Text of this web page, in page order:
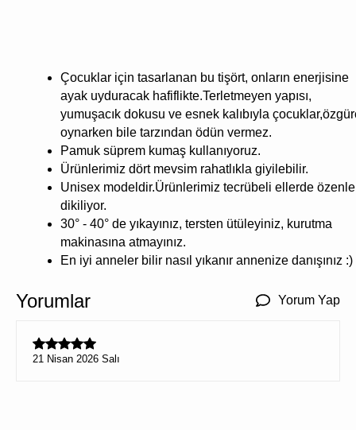
Çocuklar için tasarlanan bu tişört, onların enerjisine
ayak uyduracak hafiflikte.Terletmeyen yapısı,
yumuşacık dokusu ve esnek kalıbıyla
oynarken bile tarzından ödün vermez.
Pamuk süprem kumaş kullanıyoruz.
Ürünlerimiz dört mevsim rahatlıkla giyilebilir.
Unisex modeldir.Ürünlerimiz tecrübeli ellerde özenle
dikiliyor.
30° - 40° de yıkayınız, tersten ütüleyiniz, kurutma
makinasına atmayınız.
En iyi anneler bilir nasıl yıkanır annenize danışınız :)
Yorumlar Yorum Yap
21 Nisan 2026 Salı